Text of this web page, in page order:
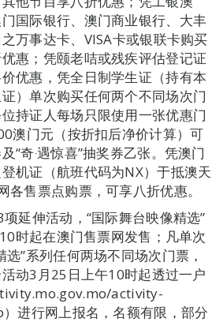
国际银行、澳门商业银行、大丰
万事达卡、VISA卡或银联卡购买
惠；凭颐老咭或残疾评估登记证
优惠，凭全日制学生证（持有本
）单次购买任何两个不同场次门
持证人每场只限使用一张优惠门
澳门元（按折扣后净价计算）可
“奇‧遇惊喜”抽奖券乙张。凭澳门
机证（航班代码为NX）于抵澳天
各售票点购票，可享八折优惠。
延伸活动，“国际舞台映像精选”
时起在澳门售票网发售；凡单次
”系列任何两场不同场次门票，
动3月25日上午10时起透过一户
activity-
进行网上报名，名额有限，部分